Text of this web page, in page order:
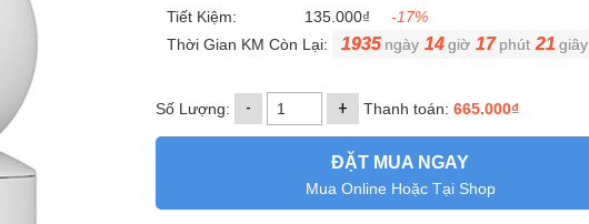
Tiết Kiệm:
135.000₫
-17%
Thời Gian KM Còn Lại:
1935 ngày 14giờ 17 phút 20 giây
Số Lượng: - + Thanh toán: 665.000₫
ĐẶT MUA NGAY
Mua Online Hoặc Tại Shop